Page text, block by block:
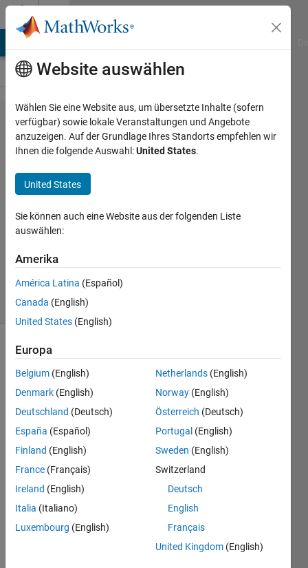
Weiter zum Inhalt
Problem
2181.
limit
Alzahrani
solvers
2 likes
Classify
if x>=0 then  y=1
if x<0  then  y=0
Example
y = [  0  0  1  1  1]
Website auswählen
Wählen Sie eine Website aus, um übersetzte Inhalte (sofern
verfügbar) sowie lokale Veranstaltungen und Angebote
anzuzeigen. Auf der Grundlage Ihres Standorts empfehlen wir
Ihnen die folgende Auswahl:United States.
United States
Sie können auch eine Website aus der folgenden Liste
auswählen:
Amerika
América Latina (Español)
Canada (English)
United States (English)
Europa
Belgium (English)
Denmark (English)
Deutschland (Deutsch)
España (Español)
Finland (English)
France (Français)
Ireland (English)
Italia (Italiano)
Luxembourg (English)
Netherlands (English)
Norway (English)
Österreich (Deutsch)
Portugal (English)
Sweden (English)
Switzerland
Deutsch
English
Français
United Kingdom (English)